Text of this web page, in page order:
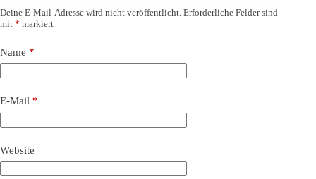
Deine E-Mail-Adresse wird nicht veröffentlicht. Erforderliche Felder sind
mit * markiert
Name *
E-Mail *
Website